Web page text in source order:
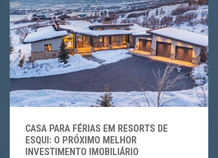
CASA PARA FÉRIAS EM RESORTS DE
ESQUI: O PRÓXIMO MELHOR
INVESTIMENTO IMOBILIÁRIO